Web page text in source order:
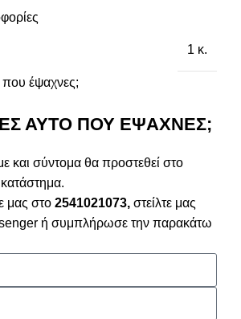
1 κ.
έψαχνες;
ΑΥΤΟ ΠΟΥ ΕΨΑΧΝΕΣ;
και σύντομα θα προστεθεί στο
μας στο 2541021073, στείλτε μας
ή συμπλήρωσε την παρακάτω